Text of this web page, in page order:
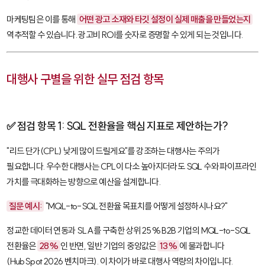
마케팅팀은 이를 통해 어떤 광고 소재와 타깃 설정이 실제 매출을 만들었는지
역추적할 수 있습니다. 광고비 ROI를 숫자로 증명할 수 있게 되는 것입니다.
대행사 구별을 위한 실무 점검 항목
✅ 점검 항목 1: SQL 전환율을 핵심 지표로 제안하는가?
"리드 단가(CPL) 낮게 많이 드릴게요"를 강조하는 대행사는 주의가
필요합니다. 우수한 대행사는 CPL이 다소 높아지더라도SQL수와 파이프라인
가치를 극대화하는 방향으로 예산을 설계합니다.
질문 예시: "MQL-to-SQL 전환율 목표치를 어떻게 설정하시나요?"
정교한 데이터 연동과 SLA를 구축한 상위 25% B2B 기업의 MQL-to-SQL
전환율은 28% 인 반면, 일반 기업의 중앙값은 13% 에 불과합니다
(HubSpot 2026 벤치마크). 이 차이가 바로 대행사 역량의 차이입니다.